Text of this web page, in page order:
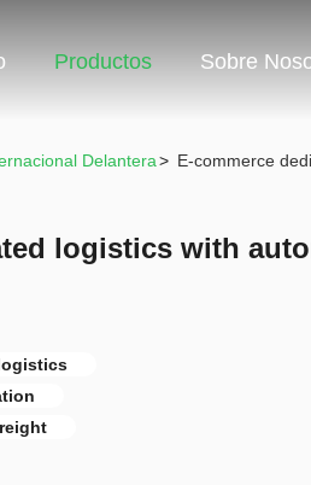
Productos Sobre
Delantera> E-commerce
logistics with